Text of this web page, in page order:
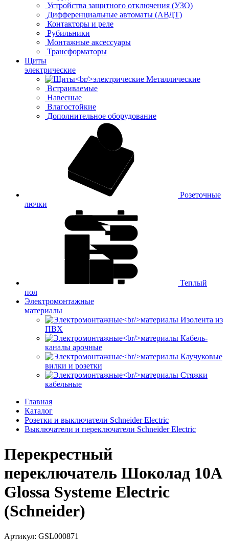
Устройства защитного отключения (УЗО)
Дифференциальные автоматы (АВДТ)
Контакторы и реле
Рубильники
Монтажные аксессуары
Трансформаторы
Щиты
электрические
Металлические
Встраиваемые
Навесные
Влагостойкие
Дополнительное оборудование
Розеточные
лючки
Теплый
пол
Электромонтажные
материалы
Изолента из
ПВХ
Кабель-
каналы арочные
Каучуковые
вилки и розетки
Стяжки
кабельные
Главная
Каталог
Розетки и выключатели Schneider Electric
Выключатели и переключатели Schneider Electric
Перекрестный
переключатель Шоколад 10А
Glossa Systeme Electric
(Schneider)
Артикул: GSL000871